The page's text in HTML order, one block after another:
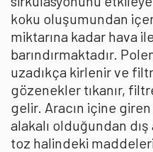
koku oluşumundan
miktarına kadar hava
barındırmaktadır.
uzadıkça kirlenir ve
gözenekler tıkanır,
gelir. Aracın içine
alakalı olduğundan
toz halindeki